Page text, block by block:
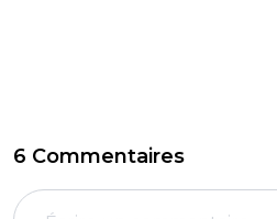
6 Commentaires